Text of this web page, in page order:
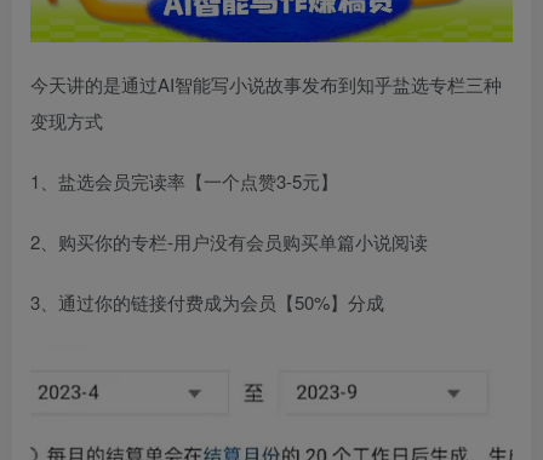
今天讲的是通过AI智能写小说故事发布到知乎盐选专栏三种
变现方式
1、盐选会员完读率【一个点赞3-5元】
2、购买你的专栏-用户没有会员购买单篇小说阅读
3、通过你的链接付费成为会员【50%】分成